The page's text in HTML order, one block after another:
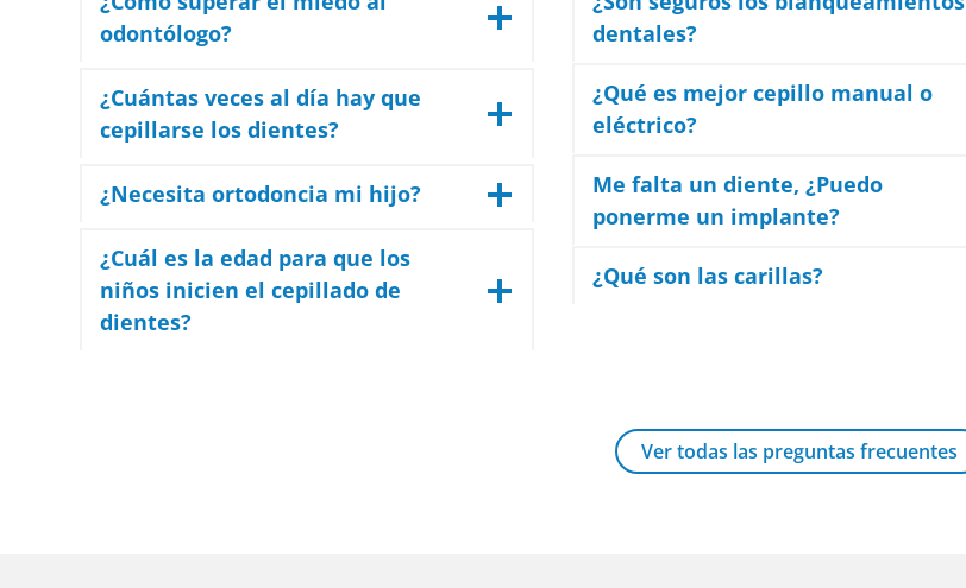
odontólogo?
¿Cuántas veces al día hay que
cepillarse los dientes?
¿Necesita ortodoncia mi hijo?
¿Cuál es la edad para que los
niños inicien el cepillado de
dientes?
dentales?
¿Qué es mejor cepillo manual o
eléctrico?
Me falta un diente, ¿Puedo
ponerme un implante?
¿Qué son las carillas?
Ver todas las preguntas frecuentes